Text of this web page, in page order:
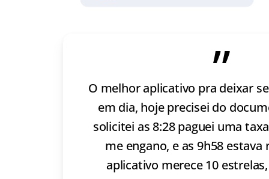
”
O melhor aplicativo pra deixar
em dia, hoje precisei do
solicitei as 8:28 paguei uma
me engano, e as 9h58 estava
aplicativo merece 10